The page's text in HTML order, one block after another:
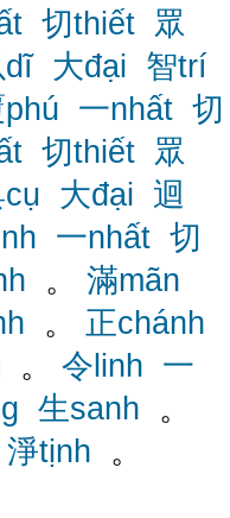
切thiết 眾
dĩ 大đại 智trí
一nhất 切
切thiết 眾
大đại 迴
一nhất 切
。 滿mãn
。 正chánh
。 令linh 一
生sanh 。
淨tịnh 。